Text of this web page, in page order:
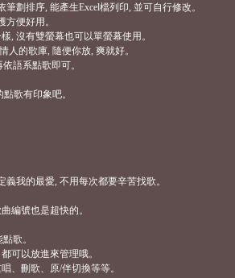
劃排序, 能產生Excel檔列印, 並可自行修改。
方便好用。
, 沒有雙螢幕也可以單螢幕使用。
人的歌庫, 隨便你放, 爽就好。
語系點歌即可。
歌有印象吧。
我的最愛, 不用每次都要辛苦找歌。
編號也是超快的。
歌。
可以放進來管理哦。
、刪歌、原/伴切換等等。